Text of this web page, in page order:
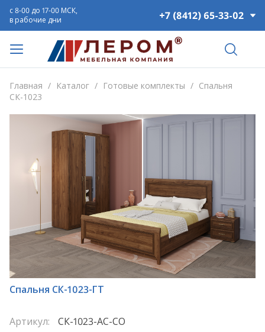
+7 (8412) 65-33-02
с 8-00 до 17-00 МСК,
в рабочие дни
Главная / Каталог / Готовые комплекты / Спальня
СК-1023
*
Спальня СК-1023-ГТ
Артикул: СК-1023-АС-СО